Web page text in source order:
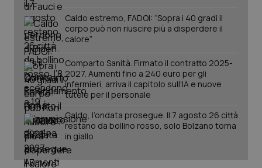
Caldo estremo, FADOI: “Sopra i 40 gradi il
corpo può non riuscire più a disperdere il
calore”
Comparto Sanità. Firmato il contratto 2025-
2027. Aumenti fino a 240 euro per gli
infermieri, arriva il capitolo sull'IA e nuove
tutele per il personale
Caldo, l’ondata prosegue. Il 7 agosto 26 città
restano da bollino rosso, solo Bolzano torna
in giallo
_ga